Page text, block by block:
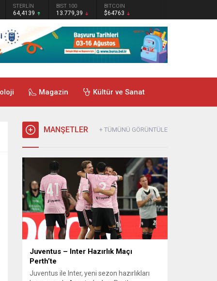
STERLİN
64,4139
BIST 100
13.779,39
BITCOIN
$64763
Magazin Kültür ve Sanat
MANŞETLER + TÜMÜNÜ GÖRÜNTÜLE
Juventus – Inter Hazırlık Maçı
Perth’te
Juventus ile Inter, yeni sezon hazırlıkları